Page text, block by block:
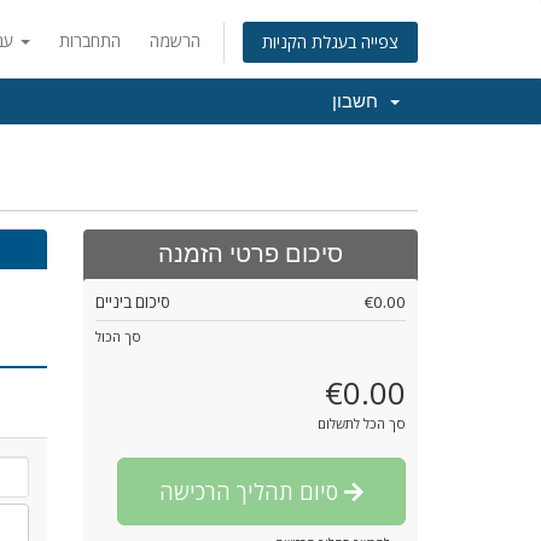
התחברות הרשמה צפייה בעגלת הקניות
סיכום פרטי הזמנה
סיכום ביניים €0.00
סך הכול
€0.00
סך הכל לתשלום